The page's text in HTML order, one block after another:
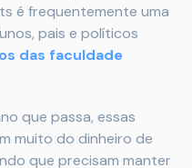
é frequentemente uma
pais e políticos
das faculdade
que passa, essas
muito do dinheiro de
que precisam manter